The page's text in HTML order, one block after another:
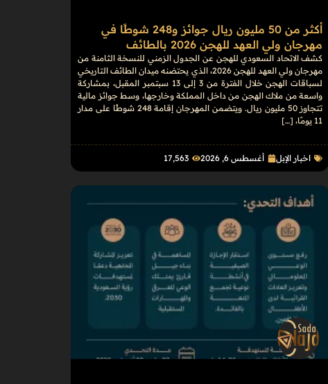
أكثر من 50 مليون ريال جوائز و248 شوطًا في
مهرجان ولي العهد للهجن 2026 بالطائف
كشف الاتحاد السعودي للهجن عن الجدول الزمني للنسخة الثامنة من
مهرجان ولي العهد للهجن 2026، الذي يحتضنه ميدان الطائف التاريخي
لسباقات الهجن خلال الفترة من 3 إلى 13 سبتمبر المقبل، بمشاركة
واسعة من ملاك الهجن من داخل المملكة وخارجها، وسط جوائز مالية
تتجاوز 50 مليون ريال. ويتضمن المهرجان إقامة 248 شوطًا على مدار
11 يومًا، […]
اخبار الإبل أغسطس 6, 2026 17٬563